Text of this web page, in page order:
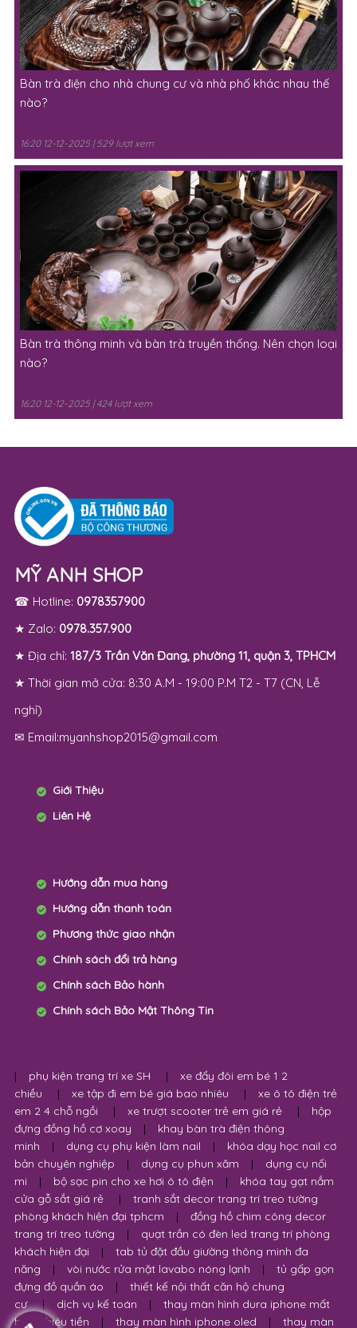
Bàn trà điện cho nhà chung cư và nhà phố khác nhau thế
nào?
16:20 12-12-2025 | 529 lượt xem
Bàn trà thông minh và bàn trà truyền thống. Nên chọn loại
nào?
16:20 12-12-2025 | 424 lượt xem
MỸ ANH SHOP
☎ Hotline: 0978357900
★ Zalo: 0978.357.900
★ Địa chỉ: 187/3 Trần Văn Đang, phường 11, quận 3, TPHCM
★ Thời gian mở cửa: 8:30 A.M - 19:00 P.M T2 - T7 (CN, Lễ
nghỉ)
✉ Email:myanhshop2015@gmail.com
Giới Thiệu
Liên Hệ
Hướng dẫn mua hàng
Hướng dẫn thanh toán
Phương thức giao nhận
Chính sách đổi trả hàng
Chính sách Bảo hành
Chính sách Bảo Mật Thông Tin
| phụ kiện trang trí xe SH |
xe đẩy đôi em bé 1 2
chiều
| xe tập đi em bé giá bao nhiêu |
xe ô tô điện trẻ
em 2 4 chỗ ngồi
| xe trượt scooter trẻ em giá rẻ |
hộp
đựng đồng hồ cơ xoay
|
khay bàn trà điện thông
minh
| dụng cụ phụ kiện làm nail |
khóa dạy học nail cơ
bản chuyên nghiệp
| dụng cụ phun xăm |
dụng cụ nối
mi
| bộ sạc pin cho xe hơi ô tô điện |
khóa tay gạt nắm
cửa gỗ sắt giá rẻ
|
tranh sắt decor trang trí treo tường
phòng khách hiện đại tphcm
|
đồng hồ chim công decor
trang trí treo tường
|
quạt trần có đèn led trang trí phòng
khách hiện đại
|
tab tủ đặt đầu giường thông minh đa
năng
| vòi nước rửa mặt lavabo nóng lạnh |
tủ gấp gọn
đựng đồ quần áo
|
thiết kế nội thất căn hộ chung
cư
| dịch vụ kế toán |
thay màn hình dura iphone mất
bao nhiêu tiền
| thay màn hình iphone oled | thay màn